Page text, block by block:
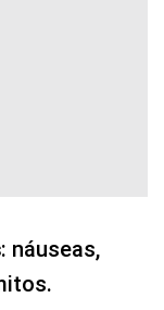
: náuseas,